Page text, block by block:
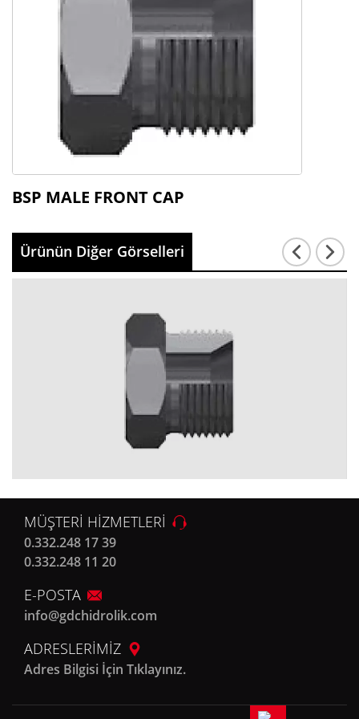
BSP MALE FRONT CAP
Ürünün Diğer Görselleri
MÜŞTERİ HİZMETLERİ
0.332.248 17 39
0.332.248 11 20
E-POSTA
info@gdchidrolik.com
ADRESLERİMİZ
Adres Bilgisi İçin Tıklayınız.